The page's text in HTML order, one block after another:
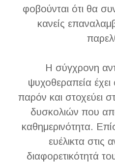
φοβούνται ότι θα
κανείς
Η σύγχρονη
ψυχοθεραπεία
παρόν και στοχεύει
δυσκολιών που
καθημερινότητα.
ευέλικτα στις
διαφορετικότητά